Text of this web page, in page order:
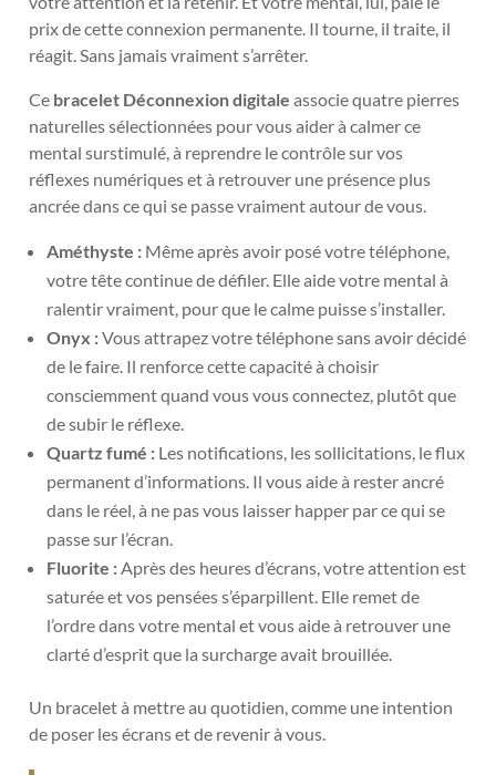
prix de cette connexion permanente. Il tourne, il traite, il
réagit. Sans jamais vraiment s’arrêter.
Ce bracelet Déconnexion digitale associe quatre pierres
naturelles sélectionnées pour vous aider à calmer ce
mental surstimulé, à reprendre le contrôle sur vos
réflexes numériques et à retrouver une présence plus
ancrée dans ce qui se passe vraiment autour de vous.
Améthyste : Même après avoir posé votre téléphone,
votre tête continue de défiler. Elle aide votre mental à
ralentir vraiment, pour que le calme puisse s’installer.
Onyx :Vous attrapez votre téléphone sans avoir décidé
de le faire. Il renforce cette capacité à choisir
consciemment quand vous vous connectez, plutôt que
de subir le réflexe.
Quartz fumé : Les notifications, les sollicitations, le flux
permanent d’informations. Il vous aide à rester ancré
dans le réel, à ne pas vous laisser happer par ce qui se
passe sur l’écran.
Fluorite : Après des heures d’écrans, votre attention est
saturée et vos pensées s’éparpillent. Elle remet de
l’ordre dans votre mental et vous aide à retrouver une
clarté d’esprit que la surcharge avait brouillée.
Un bracelet à mettre au quotidien, comme une intention
de poser les écrans et de revenir à vous.